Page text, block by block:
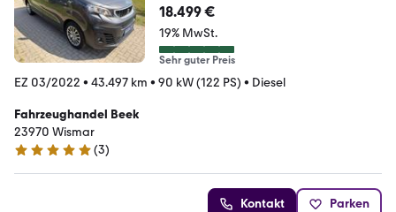
18.499 €
19% MwSt.
Sehr guter Preis
EZ 03/2022 • 43.497 km • 90 kW (122 PS) • Diesel
Fahrzeughandel Beek
23970 Wismar
5 Sterne
(3)
Kontakt Parken